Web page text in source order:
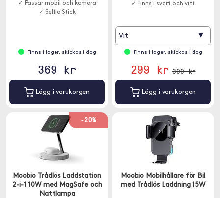
✓ Passar mobil och kamera
✓ Selfie Stick
Finns i lager, skickas i dag
369 kr
Lägg i varukorgen
✓ Finns i svart och vitt
Vit ▾
Finns i lager, skickas i dag
299 kr 399 kr
Lägg i varukorgen
-20%
Moobio Trådlös Laddstation
2-i-1 10W med MagSafe och
Nattlampa
Moobio Mobilhållare för Bil
med Trådlös Laddning 15W